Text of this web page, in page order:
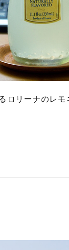
ロリーナのレ